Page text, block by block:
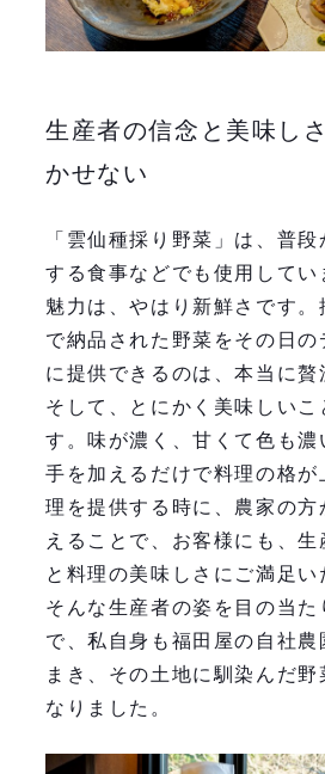
生産者の信念と美味し
かせない
「雲仙種採り野菜」は、普
する食事などでも使用してい
魅力は、やはり新鮮さです。
で納品された野菜をその日の
に提供できるのは、本当に贅
そして、とにかく美味しい
す。味が濃く、甘くて色も濃
手を加えるだけで料理の格が
理を提供する時に、農家の方
えることで、お客様にも、生
と料理の美味しさにご満足い
そんな生産者の姿を目の当た
で、私自身も福田屋の自社農
まき、その土地に馴染んだ
なりました。